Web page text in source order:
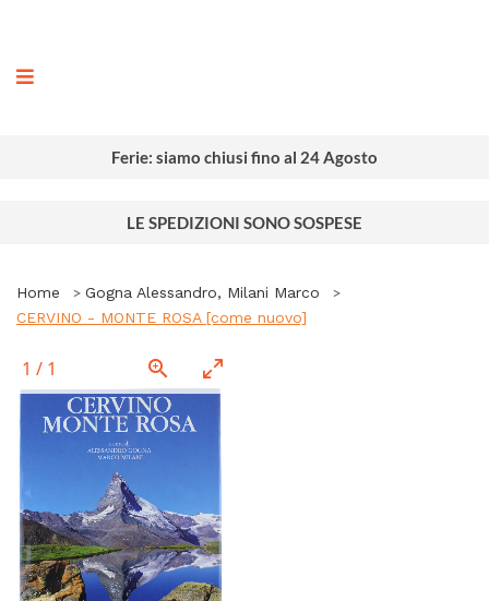
Ferie: siamo chiusi fino al 24 Agosto
LE SPEDIZIONI SONO SOSPESE
Home
Gogna Alessandro, Milani Marco
CERVINO - MONTE ROSA [come nuovo]
1 / 1